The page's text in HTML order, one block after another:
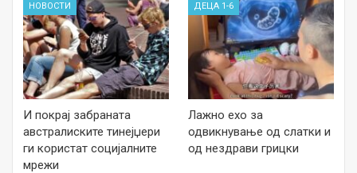
НОВОСТИ
И покрај забраната
австралиските тинејџери
ги користат социјалните
мрежи
ДЕЦА 1-6
Лажно ехо за
одвикнување од слатки и
од нездрави грицки